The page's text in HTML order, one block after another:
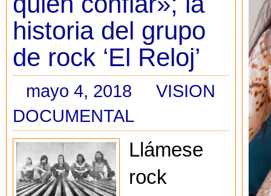
historia del grupo
de rock ‘El Reloj’
mayo 4, 2018
VISION
DOCUMENTAL
Llámese
rock